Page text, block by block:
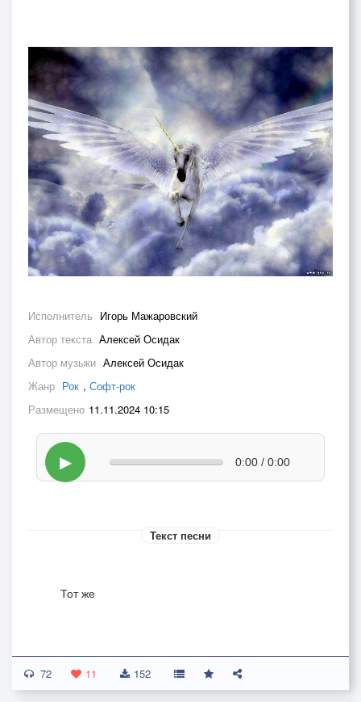
Исполнитель Игорь Мажаровский
Автор текста Алексей Осидак
Автор музыки Алексей Осидак
Жанр Рок , Софт-рок
Размещено 11.11.2024 10:15
▶ 0:00 / 0:00
Текст песни
Тот же
72 11 152